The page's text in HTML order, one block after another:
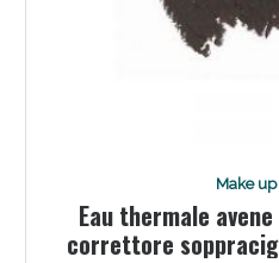
Make
Eau thermale
correttore
Scopri le